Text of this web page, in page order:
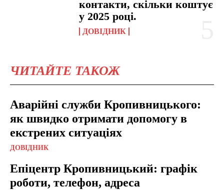
контакти, скільки коштує
у 2025 році.
ДОВІДНИК
ЧИТАЙТЕ ТАКОЖ
Аварійні служби Кропивницького:
як швидко отримати допомогу в
екстрених ситуаціях
ДОВІДНИК
Епіцентр Кропивницький: графік
роботи, телефон, адреса